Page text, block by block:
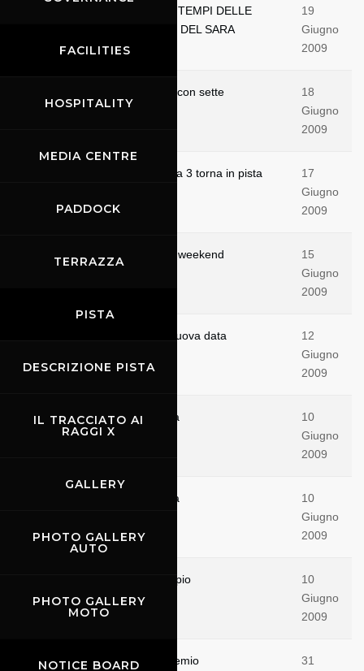
FACILITIES
HOSPITALITY
MEDIA CENTRE
PADDOCK
TERRAZZA
PISTA
DESCRIZIONE PISTA
IL TRACCIATO AI
RAGGI X
GALLERY
PHOTO GALLERY
AUTO
PHOTO GALLERY
MOTO
NOTICE BOARD
ON LINE IN TEMPO REALE I TEMPI DELLE
QUALIFICHE E DELLE GARE DEL SARA
RACING WEEK END
19
Giugno
2009
Lo spettacolo scende in pista con sette
campionati ACI-CSAI
18
Giugno
2009
Il Campionato Italiano Formula 3 torna in pista
17
Giugno
2009
Ecco i prezzi del Sara Racing weekend
15
Giugno
2009
Seven Eventi aggiunge una nuova data
12
Giugno
2009
Nuove opportunità per la pista
10
Giugno
2009
Nuove opportunità per la pista
10
Giugno
2009
Il circuito passato al microscopio
10
Giugno
2009
Che spettacolo per il Gran Premio
31